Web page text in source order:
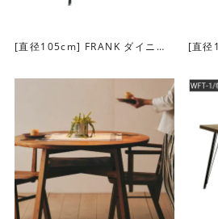
角がないラウンド型の天板は、小さ
でも安心してお使いいただけます。
[直径105cm] FRANK ダイニン
[直径